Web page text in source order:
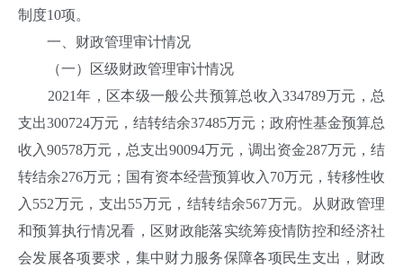
制度10项。
一、财政管理审计情况
（一）区级财政管理审计情况
2021年，区本级一般公共预算总收入334789万元，总
支出300724万元，结转结余37485万元；政府性基金预算总
收入90578万元，总支出90094万元，调出资金287万元，结
转结余276万元；国有资本经营预算收入70万元，转移性收
入552万元，支出55万元，结转结余567万元。从财政管理
和预算执行情况看，区财政能落实统筹疫情防控和经济社
会发展各项要求，集中财力服务保障各项民生支出，财政